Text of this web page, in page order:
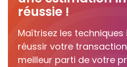
réussie !
Maîtrisez les
réussir votre
meilleur parti de votre